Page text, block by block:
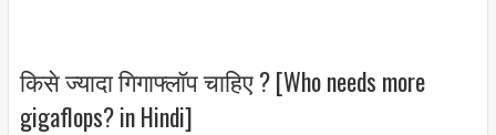
किसे ज्यादा गिगाफ्लॉप चाहिए ? [Who needs more
gigaflops? in Hindi]